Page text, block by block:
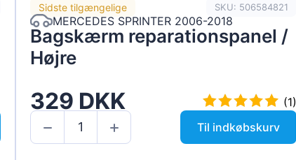
Sidste tilgængelige SKU: 506584821
MERCEDES SPRINTER 2006-2018
Bagskærm reparationspanel /
Højre
329 DKK
(1)
Til indkøbskurv